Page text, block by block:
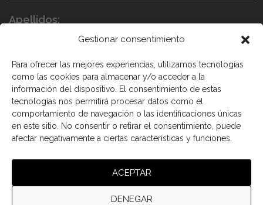
Gestionar consentimiento
Para ofrecer las mejores experiencias, utilizamos tecnologías
como las cookies para almacenar y/o acceder a la
información del dispositivo. El consentimiento de estas
tecnologías nos permitirá procesar datos como el
comportamiento de navegación o las identificaciones únicas
en este sitio. No consentir o retirar el consentimiento, puede
afectar negativamente a ciertas características y funciones.
ACEPTAR
DENEGAR
Apellidos:
He leído y acepto los términos y condiciones